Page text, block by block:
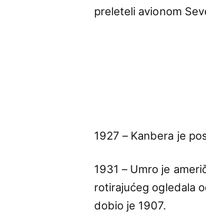
preleteli avionom
1927 – Kanbera je
1931 – Umro je
rotirajućeg ogledala
dobio je 1907.